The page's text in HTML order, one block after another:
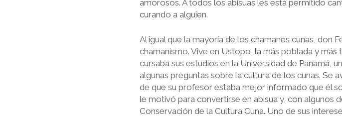
amorosos. A todos los abisuas les está permitido
curando a alguien.
Al igual que la mayoría de los chamanes cunas, don
chamanismo. Vive en Ustopo, la más poblada y más
cursaba sus estudios en la Universidad de Panamá,
algu­nas preguntas sobre la cultura de los cunas.
de que su profesor estaba mejor informado que él
le motivó para convertirse en abisua y, con algunos
Conserva­ción de la Cultura Cuna. Uno de sus